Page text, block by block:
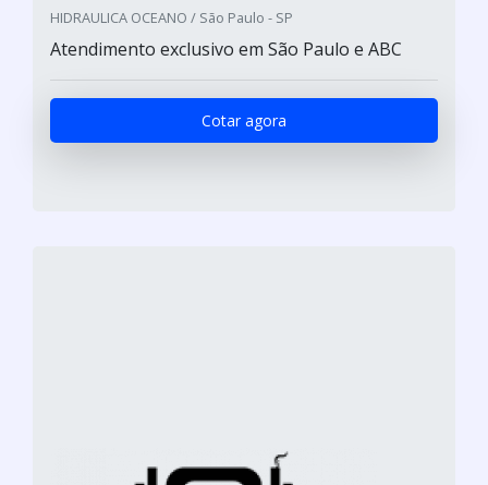
HIDRAULICA OCEANO / São Paulo - SP
Atendimento exclusivo em São Paulo e ABC
Cotar agora